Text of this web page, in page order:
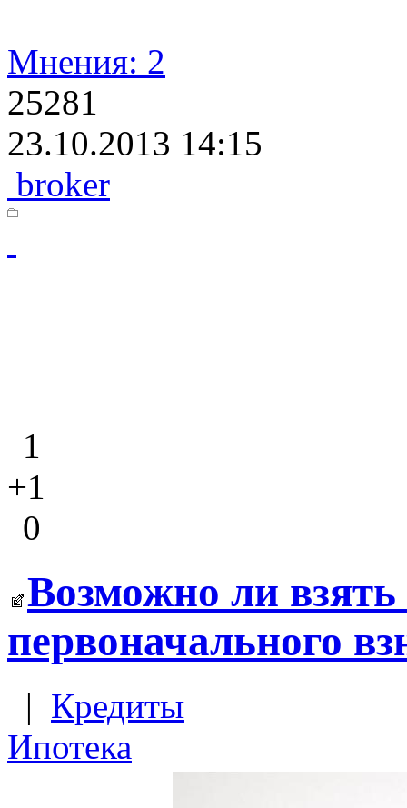
Мнения: 2
25281
23.10.2013 14:15
broker
1
+1
0
Возможно ли взять
первоначального
| Кредиты
Ипотека